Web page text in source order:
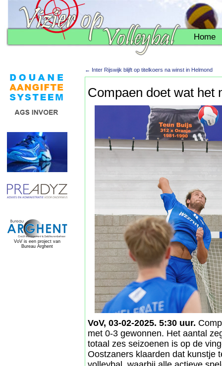
Home
VoV is een project van
Bureau Arghent
← Inter Rijswijk blijft op titelkoers na winst in Helmond
Compaen doet wat het
VoV, 03-02-2025. 5:30 uur.
met 0-3 gewonnen. Het aantal
totaal zes seizoenen is op de
Oostzaners klaarden dat kunstje